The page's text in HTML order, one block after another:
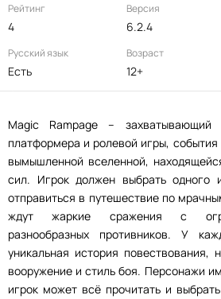
Рейтинг
4
Версия
6.2.4
Русский язык
Есть
Возраст
12+
Magic Rampage –
платформера и ролевой игры, события
вымышленной вселенной,
сил. Игрок должен выбрать одного
отправиться в путешествие по
ждут жаркие сражения с
разнообразных противников. У
уникальная история повествования,
вооружение и стиль боя. Персонажи
игрок может всё прочитать и